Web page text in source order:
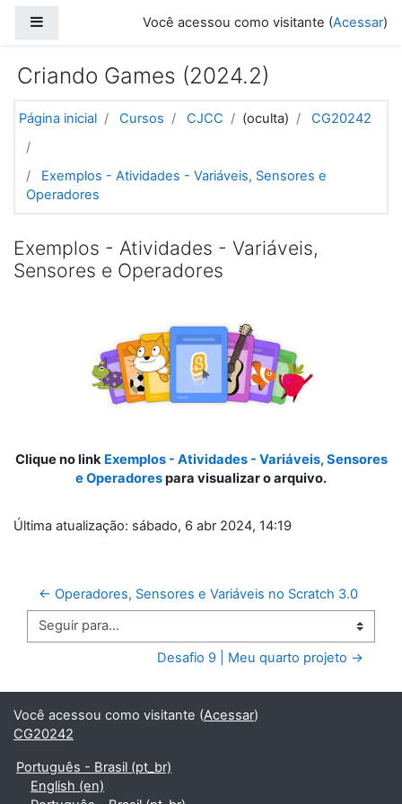
Você acessou como visitante (Acessar)
Criando Games (2024.2)
Página inicial Cursos CJCC (oculta) CG20242
Exemplos - Atividades - Variáveis, Sensores e
Operadores
Exemplos - Atividades - Variáveis,
Sensores e Operadores
Clique no link Exemplos - Atividades - Variáveis, Sensores
e Operadorespara visualizar o arquivo.
Última atualização: sábado, 6 abr 2024, 14:19
← Operadores, Sensores e Variáveis no Scratch 3.0
Seguir para...
Desafio 9 | Meu quarto projeto →
Você acessou como visitante (Acessar)
CG20242
Português - Brasil ‎(pt_br)‎
English ‎(en)‎